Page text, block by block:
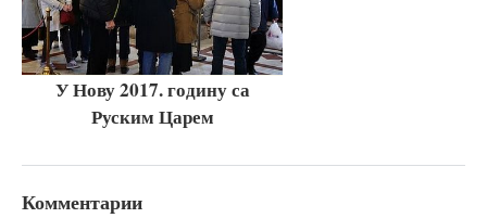
У Нову 2017. годину са
Руским Царем
Комментарии